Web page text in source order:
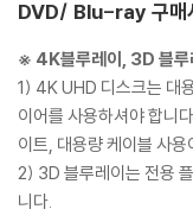
DVD/ Blu-ray 구매
※ 4K블루레이, 3D 블루
1) 4K UHD 디스크는 대
이어를 사용하셔야 합니
이트, 대용량 케이블 사용
2) 3D 블루레이는 전용
니다.